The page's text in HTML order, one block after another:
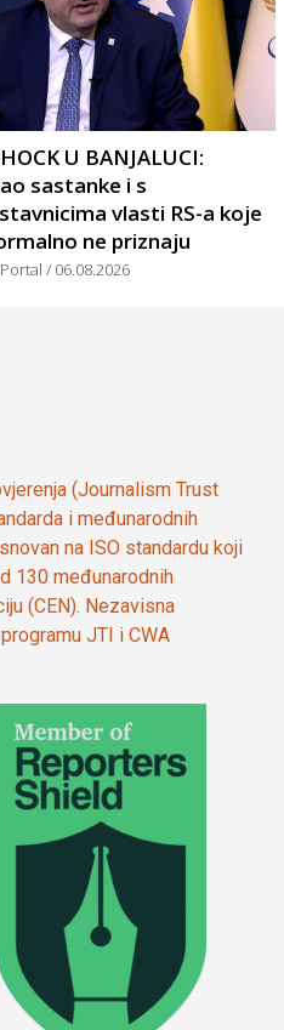
U BANJALUCI:
sastanke i s
vlasti RS-a koje
ne priznaju
06.08.2026
(Journalism Trust
i međunarodnih
na ISO standardu koji
130 međunarodnih
(CEN). Nezavisna
JTI i CWA